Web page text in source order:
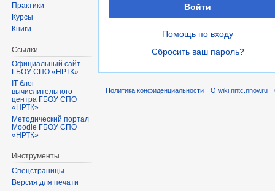
Войти
Помощь по входу
Сбросить ваш пароль?
Практики
Курсы
Книги
Ссылки
Официальный сайт
ГБОУ СПО «НРТК»
IT-блог
вычислительного
центра ГБОУ СПО
«НРТК»
Методический портал
Moodle ГБОУ СПО
«НРТК»
Инструменты
Спецстраницы
Версия для печати
Политика конфиденциальности О wiki.nntc.nnov.ru